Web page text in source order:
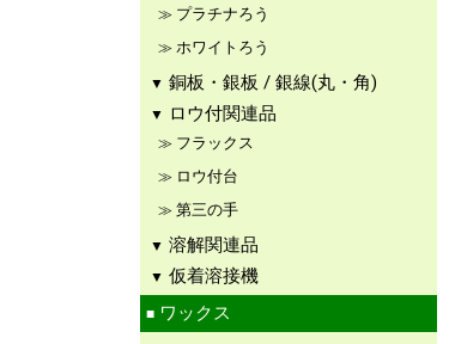
プラチナろう
ホワイトろう
銅板・銀板 / 銀線(丸・角)
ロウ付関連品
フラックス
ロウ付台
第三の手
溶解関連品
仮着溶接機
ワックス